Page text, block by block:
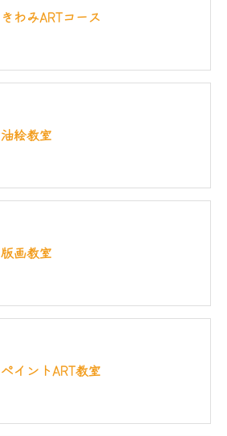
きわみARTコース
油絵教室
版画教室
ペイントART教室